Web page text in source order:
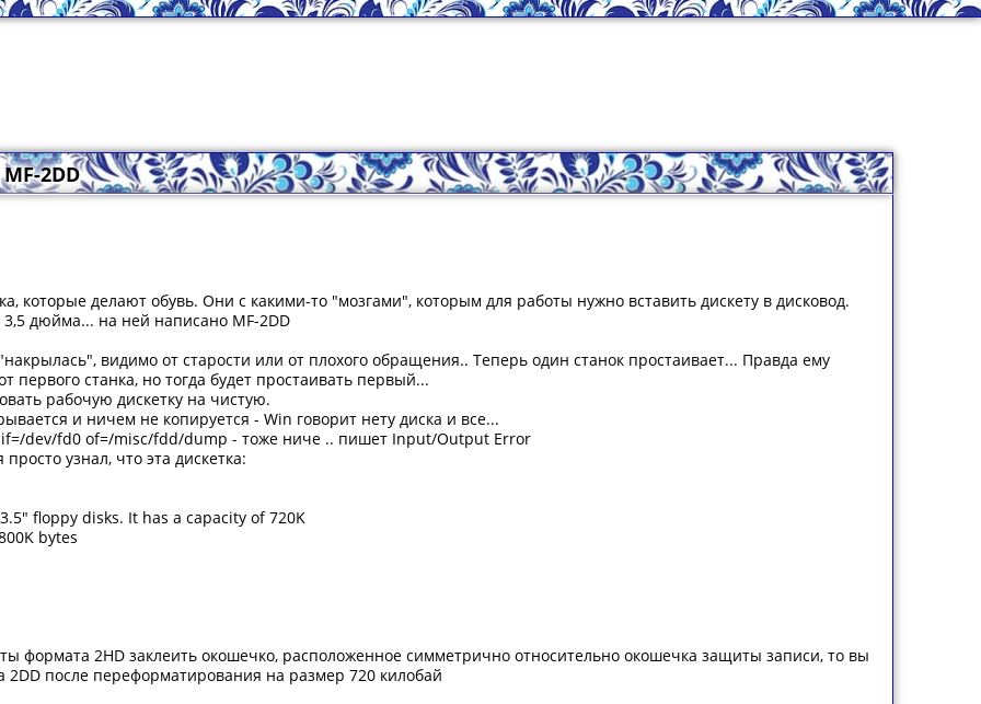
2DD
которые делают обувь. Они с какими-то "мозгами", которым для работы нужно вставить дискету в дисковод.
дюйма... на ней написано MF-2DD
видимо от старости или от плохого обращения.. Теперь один станок простаивает... Правда ему
первого станка, но тогда будет простаивать первый...
рабочую дискетку на чистую.
и ничем не копируется - Win говорит нету диска и все...
dev/fd0 of=/misc/fdd/dump - тоже ниче .. пишет Input/Output Error
узнал, что эта дискетка:
floppy disks. It has a capacity of 720K
bytes
формата 2HD заклеить окошечко, расположенное симметрично относительно окошечка защиты записи, то вы
2DD после переформатирования на размер 720 килобай